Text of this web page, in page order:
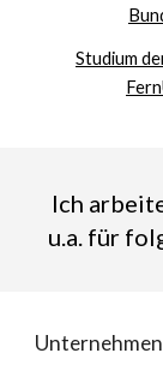
Studium
Ich
u.a. für